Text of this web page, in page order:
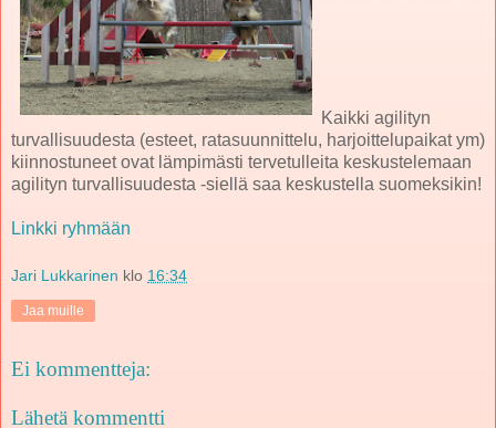
Kaikki agilityn
turvallisuudesta (esteet, ratasuunnittelu, harjoittelupaikat ym)
kiinnostuneet ovat lämpimästi tervetulleita keskustelemaan
agilityn turvallisuudesta -siellä saa keskustella suomeksikin!
Linkki ryhmään
Jari Lukkarinen klo 16:34
Jaa muille
Ei kommentteja:
Lähetä kommentti